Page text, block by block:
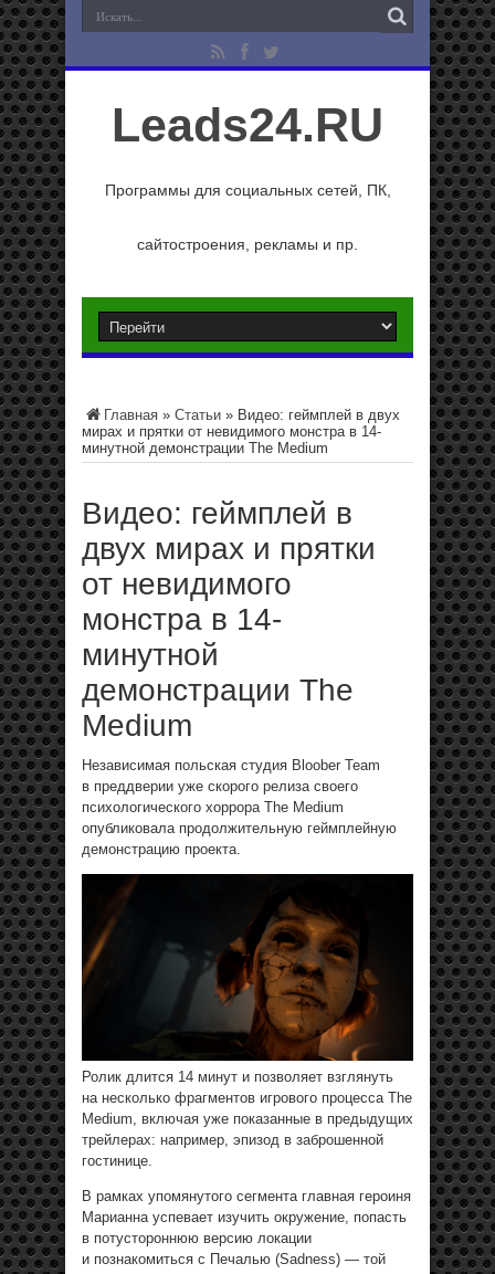
Leads24.RU
Программы для социальных сетей, ПК,
сайтостроения, рекламы и пр.
Главная » Статьи » Видео: геймплей в двух
мирах и прятки от невидимого монстра в 14-
минутной демонстрации The Medium
Видео: геймплей в
двух мирах и прятки
от невидимого
монстра в 14-
минутной
демонстрации The
Medium
Независимая польская студия Bloober Team
в преддверии уже скорого релиза своего
психологического хоррора The Medium
опубликовала продолжительную геймплейную
демонстрацию проекта.
Ролик длится 14 минут и позволяет взглянуть
на несколько фрагментов игрового процесса The
Medium, включая уже показанные в предыдущих
трейлерах: например, эпизод в заброшенной
гостинице.
В рамках упомянутого сегмента главная героиня
Марианна успевает изучить окружение, попасть
в потустороннюю версию локации
и познакомиться с Печалью (Sadness) — той